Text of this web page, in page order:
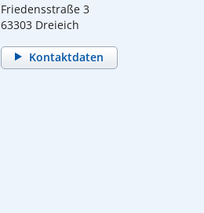
Friedensstraße 3
63303 Dreieich
Kontaktdaten